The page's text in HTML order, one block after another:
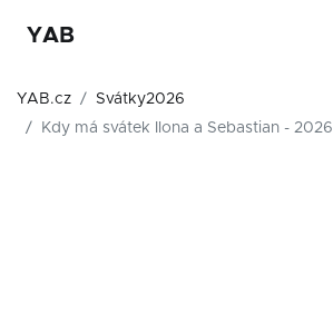
YAB
YAB.cz
Svátky2026
Kdy má svátek Ilona a Sebastian - 2026